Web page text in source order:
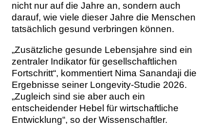
nicht nur auf die Jahre an, sondern auch
darauf, wie viele dieser Jahre die Menschen
tatsächlich gesund verbringen können.
„Zusätzliche gesunde Lebensjahre sind ein
zentraler Indikator für gesellschaftlichen
Fortschritt“, kommentiert Nima Sanandaji die
Ergebnisse seiner Longevity-Studie 2026.
„Zugleich sind sie aber auch ein
entscheidender Hebel für wirtschaftliche
Entwicklung“, so der Wissenschaftler.